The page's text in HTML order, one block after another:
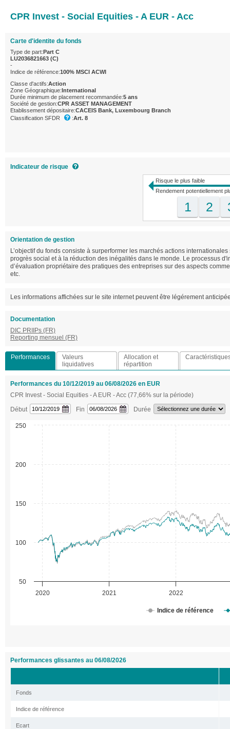
CPR Invest - Social Equities - A EUR - Acc
Carte d'identite du fonds
Type de part:Part C
LU2036821663 (C)
-
Indice de référence:100% MSCI ACWI
Classe d'actifs:Action
Zone Géographique:International
Durée minimum de placement recommandée:5 ans
Société de gestion:CPR ASSET MANAGEMENT
Etablissement dépositaire:CACEIS Bank, Luxembourg Branch
Classification SFDR
:Art. 8
Indicateur de risque
Risque le plus faible
Rendement potentiellement
1 2
Orientation de gestion
L’objectif du fonds consiste à surperformer les marchés actions
progrès social et à la réduction des inégalités dans le monde. Le processus
d’évaluation propriétaire des pratiques des entreprises sur des aspects
etc.
Les informations affichées sur le site internet peuvent être légérement
Documentation
DIC PRIIPs (FR)
Reporting mensuel (FR)
Performances
Valeurs
liquidatives
Allocation et
répartition
Performances du 10/12/2019 au 06/08/2026 en EUR
CPR Invest - Social Equities - A EUR - Acc (77,66% sur la période)
Début
Fin Durée
Indice de référence
2020 2021 2022
50
100
150
200
250
Performances glissantes au 06/08/2026
Fonds
Indice de référence
Ecart